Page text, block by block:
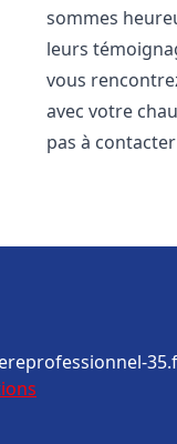
sommes
leurs
vous
avec votre
pas à